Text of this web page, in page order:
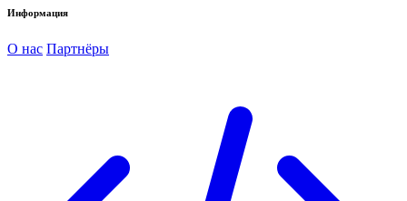
Информация
О нас Партнёры